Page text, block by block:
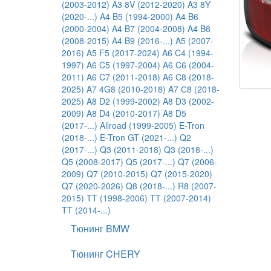
(2003-2012) A3 8V (2012-2020) A3 8Y
(2020-...) A4 B5 (1994-2000) A4 B6
(2000-2004) A4 B7 (2004-2008) A4 B8
(2008-2015) A4 B9 (2016-...) A5 (2007-
2016) A5 F5 (2017-2024) A6 C4 (1994-
1997) A6 C5 (1997-2004) A6 C6 (2004-
2011) A6 C7 (2011-2018) A6 C8 (2018-
2025) A7 4G8 (2010-2018) A7 С8 (2018-
2025) A8 D2 (1999-2002) A8 D3 (2002-
2009) A8 D4 (2010-2017) A8 D5
(2017-...) Allroad (1999-2005) E-Tron
(2018-...) E-Tron GT (2021-...) Q2
(2017-...) Q3 (2011-2018) Q3 (2018-...)
Q5 (2008-2017) Q5 (2017-...) Q7 (2006-
2009) Q7 (2010-2015) Q7 (2015-2020)
Q7 (2020-2026) Q8 (2018-...) R8 (2007-
2015) TT (1998-2006) TT (2007-2014)
TT (2014-...)
Тюнинг BMW
Тюнинг CHERY